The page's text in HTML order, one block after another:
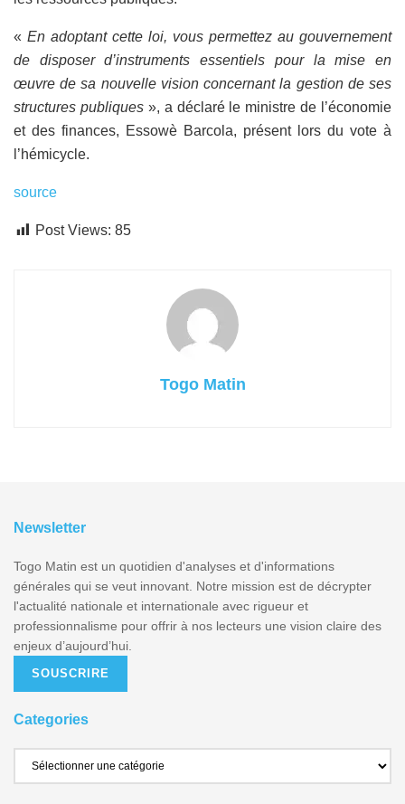
« En adoptant cette loi, vous permettez au gouvernement
de disposer d’instruments essentiels pour la mise en
œuvre de sa nouvelle vision concernant la gestion de ses
structures publiques», a déclaré le ministre de l’économie
et des finances, Essowè Barcola, présent lors du vote à
l’hémicycle.
source
Post Views: 85
Togo Matin
Newsletter
Togo Matin est un quotidien d'analyses et d'informations
générales qui se veut innovant. Notre mission est de décrypter
l'actualité nationale et internationale avec rigueur et
professionnalisme pour offrir à nos lecteurs une vision claire des
enjeux d’aujourd’hui.
SOUSCRIRE
Categories